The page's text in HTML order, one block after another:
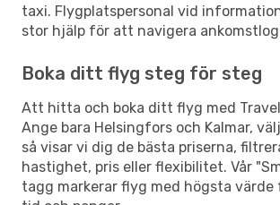
taxi. Flygplatspersonal vid
stor hjälp för att navigera
Boka ditt flyg steg för steg
Att hitta och boka ditt flyg med
Ange bara Helsingfors och Kalmar,
så visar vi dig de bästa priserna,
hastighet, pris eller flexibilitet. Vår
tagg markerar flyg med högsta värde